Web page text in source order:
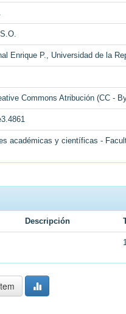
Enrique P., Universidad de la
Commons Atribución (CC -
académicas y científicas -
Descripción